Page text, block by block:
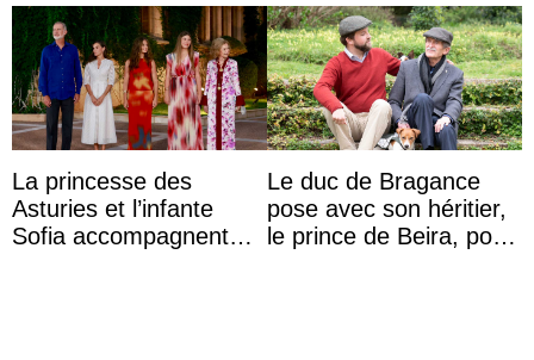
La princesse des
Asturies et l’infante
Sofia accompagnent
Le duc de Bragance
pose avec son héritier,
le prince de Beira, pour